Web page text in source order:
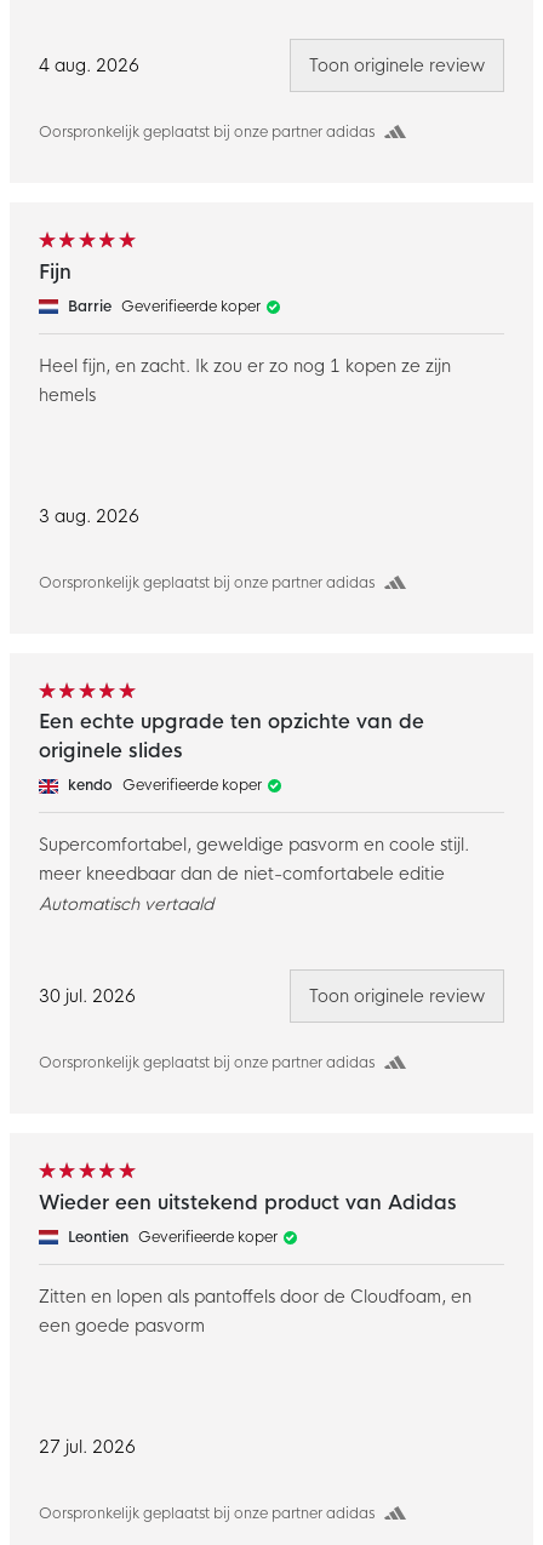
4 aug. 2026
Oorspronkelijk geplaatst bij onze partner adidas
Toon originele review
3 aug. 2026
Oorspronkelijk geplaatst bij onze partner adidas
Fijn
Barrie Geverifieerde koper
Heel fijn, en zacht. Ik zou er zo nog 1 kopen ze zijn
hemels
30 jul. 2026
Oorspronkelijk geplaatst bij onze partner adidas
Een echte upgrade ten opzichte van de
originele slides
kendo Geverifieerde koper
Supercomfortabel, geweldige pasvorm en coole stijl.
meer kneedbaar dan de niet-comfortabele editie
Automatisch vertaald
Toon originele review
27 jul. 2026
Oorspronkelijk geplaatst bij onze partner adidas
Wieder een uitstekend product van Adidas
Leontien Geverifieerde koper
Zitten en lopen als pantoffels door de Cloudfoam, en
een goede pasvorm